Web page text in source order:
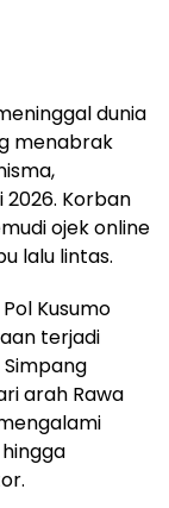
dunia
menabrak
2026. Korban
ojek online
lalu lintas.
Kusumo
terjadi
arah Rawa